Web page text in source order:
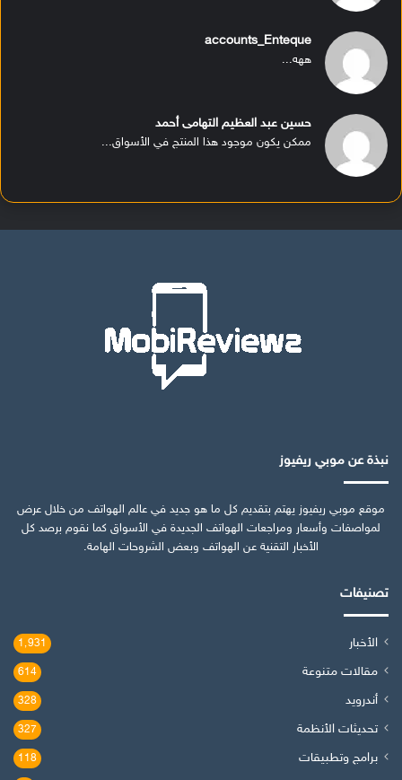
accounts_Enteque
ههه...
حسين عبد العظيم التهامى أحمد
ممكن يكون موجود هذا المنتج في الأسواق...
نبذة عن موبي ريفيوز
موقع موبي ريفيوز يهتم بتقديم كل ما هو جديد في عالم الهواتف من خلال عرض
لمواصفات وأسعار ومراجعات الهواتف الجديدة في الأسواق كما نقوم برصد كل
الأخبار التقنية عن الهواتف وبعض الشروحات الهامة.
تصنيفات
الأخبار 1٬931
مقالات متنوعة 614
أندرويد 328
تحديثات الأنظمة 327
برامج وتطبيقات 118